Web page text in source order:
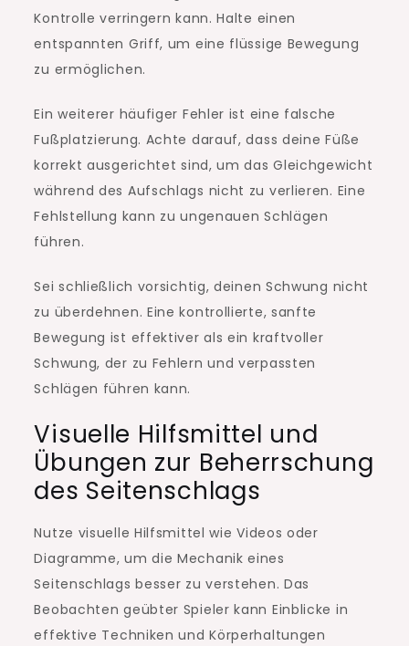
Kontrolle verringern kann. Halte einen
entspannten Griff, um eine flüssige Bewegung
zu ermöglichen.
Ein weiterer häufiger Fehler ist eine falsche
Fußplatzierung. Achte darauf, dass deine Füße
korrekt ausgerichtet sind, um das Gleichgewicht
während des Aufschlags nicht zu verlieren. Eine
Fehlstellung kann zu ungenauen Schlägen
führen.
Sei schließlich vorsichtig, deinen Schwung nicht
zu überdehnen. Eine kontrollierte, sanfte
Bewegung ist effektiver als ein kraftvoller
Schwung, der zu Fehlern und verpassten
Schlägen führen kann.
Visuelle Hilfsmittel und
Übungen zur Beherrschung
des Seitenschlags
Nutze visuelle Hilfsmittel wie Videos oder
Diagramme, um die Mechanik eines
Seitenschlags besser zu verstehen. Das
Beobachten geübter Spieler kann Einblicke in
effektive Techniken und Körperhaltungen